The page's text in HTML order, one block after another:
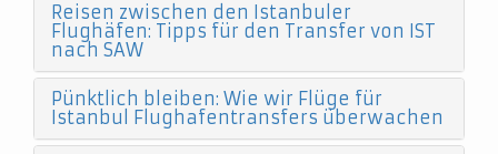
Reisen zwischen den Istanbuler
Flughäfen: Tipps für den Transfer von IST
nach SAW
Pünktlich bleiben: Wie wir Flüge für
Istanbul Flughafentransfers überwachen